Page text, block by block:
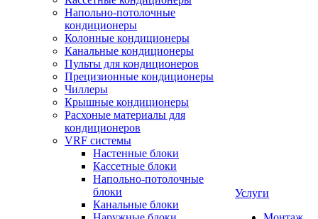
Напольно-потолочные
кондиционеры
Колонные кондиционеры
Канальные кондиционеры
Пульты для кондиционеров
Прецизионные кондиционеры
Чиллеры
Крышные кондиционеры
Расхоные материалы для
кондиционеров
VRF системы
Настенные блоки
Кассетные блоки
Напольно-потолочные
блоки
Канальные блоки
Услуги